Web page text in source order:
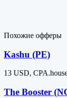
Похожие офферы
Kashu (PE)
13 USD,
The Booster